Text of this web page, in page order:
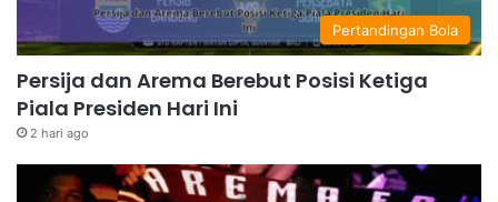
Pertandingan Bola
Persija dan Arema Berebut Posisi Ketiga
Piala Presiden Hari Ini
2 hari ago